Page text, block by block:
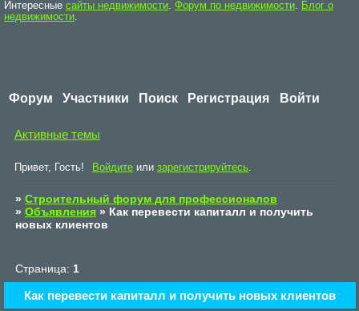
Интересные сайты недвижимости. Форум по недвижимости. Блог о
недвижимости.
Форум Участники Поиск Регистрация Войти
Активные темы
Привет, Гость! Войдитеили зарегистрируйтесь
» Строительный форум для профессионалов
» Объявления » Как перевести капиталл и получить
новых клиентов
Как перевести капиталл и получить новых клиентов
Страница: 1